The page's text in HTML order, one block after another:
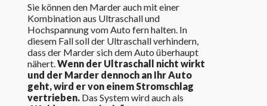
Sie können den Marder auch mit einer
Kombination aus Ultraschall und
Hochspannung vom Auto fern halten. In
diesem Fall soll der Ultraschall verhindern,
dass der Marder sich dem Auto überhaupt
nähert.Wenn der Ultraschall nicht wirkt
und der Marder dennoch an Ihr Auto
geht, wird er von einem Stromschlag
vertrieben.Das System wird auch als